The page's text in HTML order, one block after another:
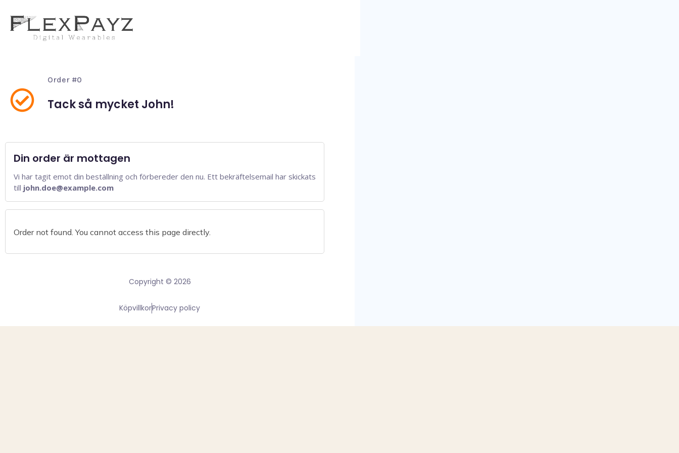
Order #0
Tack så mycket John!
Din order är mottagen
Vi har tagit emot din beställning och förbereder den nu. Ett bekräftelsemail har skickats
till john.doe@example.com
Order not found. You cannot access this page directly.
Copyright © 2026
KöpvillkorPrivacy policy